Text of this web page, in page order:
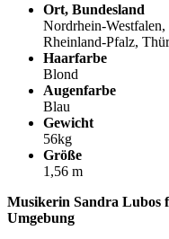
Ort, Bundesland
Nordrhein-Westfalen,
Rheinland-Pfalz,
Haarfarbe
Blond
Augenfarbe
Blau
Gewicht
56kg
Größe
1,56 m
Musikerin Sandra Lubos
Umgebung